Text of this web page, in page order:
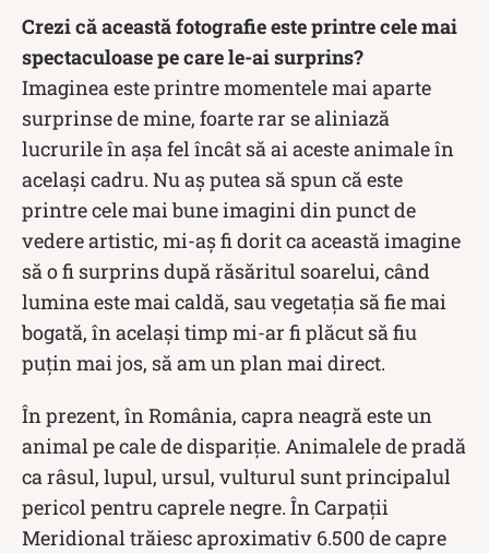
Crezi că această fotografie este printre cele mai
spectaculoase pe care le-ai surprins?
Imaginea este printre momentele mai aparte
surprinse de mine, foarte rar se aliniază
lucrurile în așa fel încât să ai aceste animale în
același cadru. Nu aș putea să spun că este
printre cele mai bune imagini din punct de
vedere artistic, mi-aș fi dorit ca această imagine
să o fi surprins după răsăritul soarelui, când
lumina este mai caldă, sau vegetația să fie mai
bogată, în același timp mi-ar fi plăcut să fiu
puțin mai jos, să am un plan mai direct.
În prezent, în România, capra neagră este un
animal pe cale de dispariție. Animalele de pradă
ca râsul, lupul, ursul, vulturul sunt principalul
pericol pentru caprele negre. În Carpații
Meridional trăiesc aproximativ 6.500 de capre